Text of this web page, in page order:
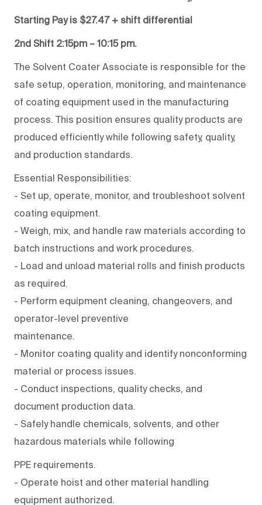
Starting Pay is $27.47 + shift differential
2nd Shift 2:15pm – 10:15 pm.
The Solvent Coater Associate is responsible for the
safe setup, operation, monitoring, and maintenance
of coating equipment used in the manufacturing
process. This position ensures quality products are
produced efficiently while following safety, quality,
and production standards.
Essential Responsibilities:
- Set up, operate, monitor, and troubleshoot solvent
coating equipment.
- Weigh, mix, and handle raw materials according to
batch instructions and work procedures.
- Load and unload material rolls and finish products
as required.
- Perform equipment cleaning, changeovers, and
operator-level preventive
maintenance.
- Monitor coating quality and identify nonconforming
material or process issues.
- Conduct inspections, quality checks, and
document production data.
- Safely handle chemicals, solvents, and other
hazardous materials while following
PPE requirements.
- Operate hoist and other material handling
equipment authorized.